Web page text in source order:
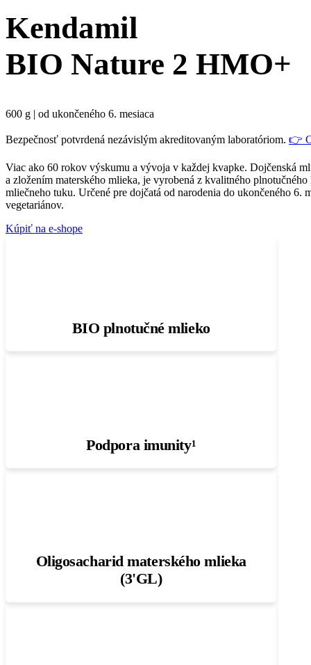
Kendamil
BIO Nature 2 HMO+
600 g | od ukončeného 6. mesiaca
Bezpečnosť potvrdená nezávislým akreditovaným laboratóriom. 👉
Viac ako 60 rokov výskumu a vývoja v každej kvapke. Dojčenská
a zložením materského mlieka, je vyrobená z kvalitného
mliečneho tuku. Určené pre dojčatá od narodenia do ukončeného
vegetariánov.
Kúpiť na e-shope
BIO plnotučné mlieko
Podpora imunity¹
Oligosacharid materského mlieka
(3'GL)